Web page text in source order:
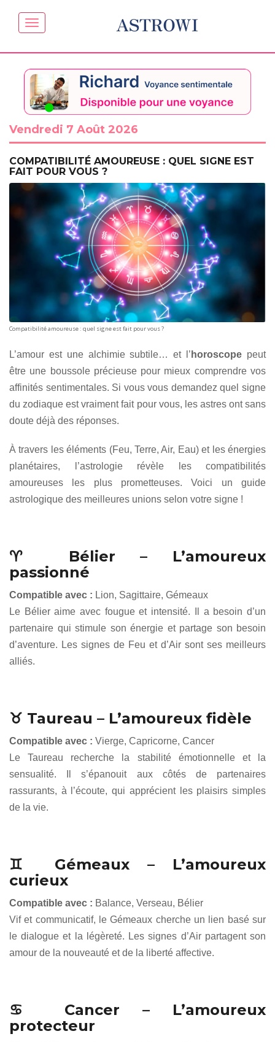
ASTROWI
Vendredi 7 Août 2026
COMPATIBILITÉ AMOUREUSE : QUEL SIGNE EST
FAIT POUR VOUS ?
Compatibilité amoureuse : quel signe est fait pour vous ?
L’amour est une alchimie subtile… et l’ horoscope peut
être une boussole précieuse pour mieux comprendre vos
affinités sentimentales. Si vous vous demandez quel signe
du zodiaque est vraiment fait pour vous, les astres ont sans
doute déjà des réponses.
À travers les éléments (Feu, Terre, Air, Eau) et les énergies
planétaires, l’astrologie révèle les compatibilités
amoureuses les plus prometteuses. Voici un guide
astrologique des meilleures unions selon votre signe !
♈ Bélier – L’amoureux
passionné
Compatible avec : Lion, Sagittaire, Gémeaux
Le Bélier aime avec fougue et intensité. Il a besoin d’un
partenaire qui stimule son énergie et partage son besoin
d’aventure. Les signes de Feu et d’Air sont ses meilleurs
alliés.
♉ Taureau – L’amoureux fidèle
Compatible avec : Vierge, Capricorne, Cancer
Le Taureau recherche la stabilité émotionnelle et la
sensualité. Il s’épanouit aux côtés de partenaires
rassurants, à l’écoute, qui apprécient les plaisirs simples
de la vie.
♊ Gémeaux – L’amoureux
curieux
Compatible avec : Balance, Verseau, Bélier
Vif et communicatif, le Gémeaux cherche un lien basé sur
le dialogue et la légèreté. Les signes d’Air partagent son
amour de la nouveauté et de la liberté affective.
♋ Cancer – L’amoureux
protecteur